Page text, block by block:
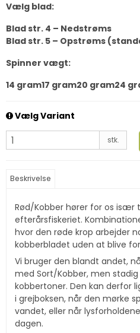
Vælg blad:
Blad str. 4 – Nedstrøms
Blad str. 5 – Opstrøms
Spinner vægt:
14 gram17 gram20 gram24
Vælg Variant
stk.
Beskrivelse
Rød/Kobber hører for os især
efterårsfiskeriet.
hvor den røde krop arbejder
kobberbladet uden at blive
Vi bruger den blandt andet,
med Sort/Kobber, men
kobbertoner. Den kan derfor
i grejboksen, når den mørke
vandet, eller når
dagen.